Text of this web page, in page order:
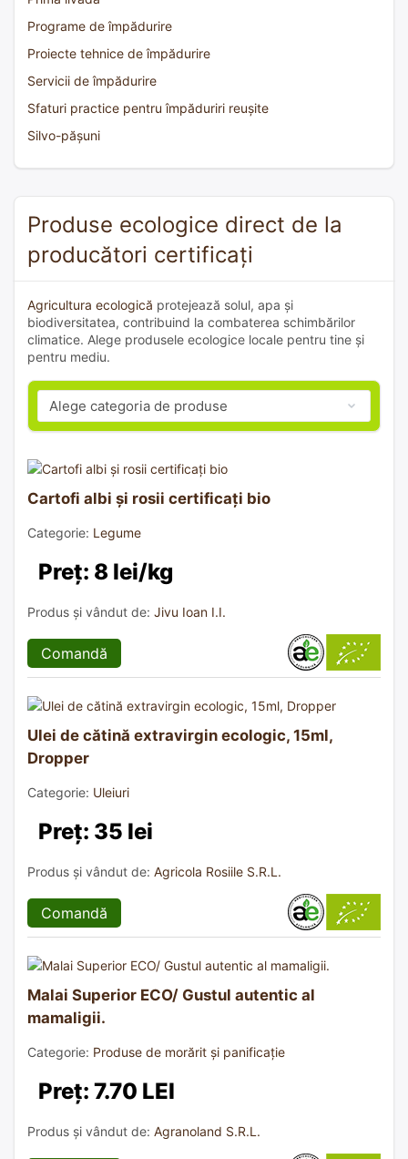
Programe de împădurire
Proiecte tehnice de împădurire
Servicii de împădurire
Sfaturi practice pentru împăduriri reușite
Silvo-pășuni
Produse ecologice direct de la
producători certificați
Agricultura ecologică protejează solul, apa și
biodiversitatea, contribuind la combaterea schimbărilor
climatice. Alege produsele ecologice locale pentru tine și
pentru mediu.
Cartofi albi și rosii certificați bio
Categorie: Legume
Preț: 8 lei/kg
Produs și vândut de: Jivu Ioan I.I.
Comandă
Ulei de cătină extravirgin ecologic, 15ml,
Dropper
Categorie: Uleiuri
Preț: 35 lei
Produs și vândut de: Agricola Rosiile S.R.L.
Comandă
Malai Superior ECO/ Gustul autentic al
mamaligii.
Categorie: Produse de morărit și panificație
Preț: 7.70 LEI
Produs și vândut de: Agranoland S.R.L.